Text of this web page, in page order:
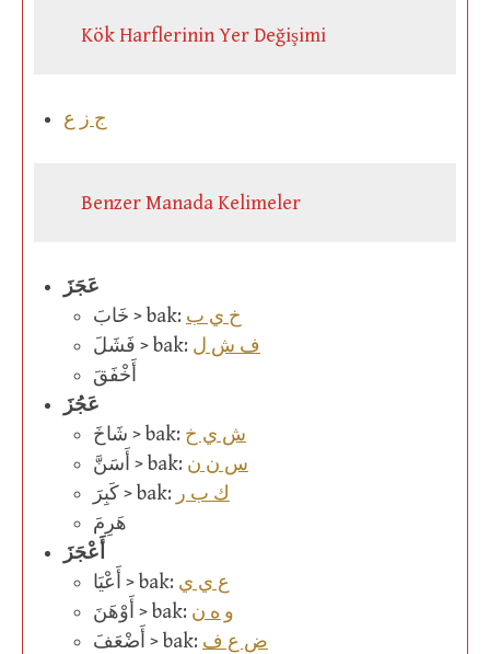
Kök Harflerinin Yer Değişimi
ج ز ع
Benzer Manada Kelimeler
عَجَزَ
خَابَ > bak: خ ي ب
فَشَلَ > bak: ف ش ل
أَخْفَقَ
عَجُزَ
شَاخَ > bak: ش ي خ
أَسَنَّ > bak: س ن ن
كَبِرَ > bak: ك ب ر
هَرِمَ
أَعْجَزَ
أَعْيَا > bak: ع ي ي
أَوْهَنَ > bak: و ه ن
أَضْعَفَ > bak: ض ع ف